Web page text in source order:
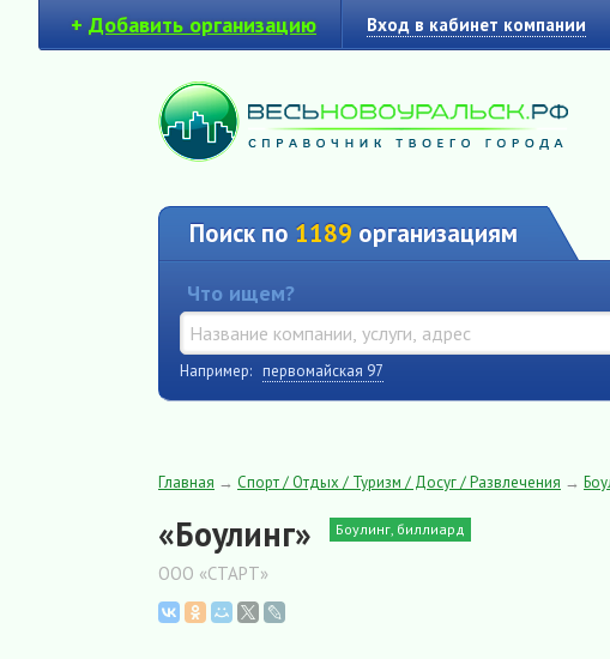
+ Добавить организацию Вход в кабинет компании
Поиск по 1189 организациям
Что ищем?
Например: первомайская 97
Главная → Спорт / Отдых / Туризм / Досуг / Развлечения →
«Боулинг» Боулинг, биллиард
ООО «СТАРТ»